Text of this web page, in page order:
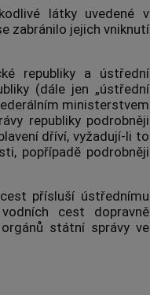
látky uvedené v
zabránilo jejich vniknutí
republiky a ústřední
(dále jen „ústřední
ministerstvem
republiky podrobněji
dříví, vyžadují-li to
popřípadě podrobněji
přísluší ústřednímu
cest dopravně
státní správy ve